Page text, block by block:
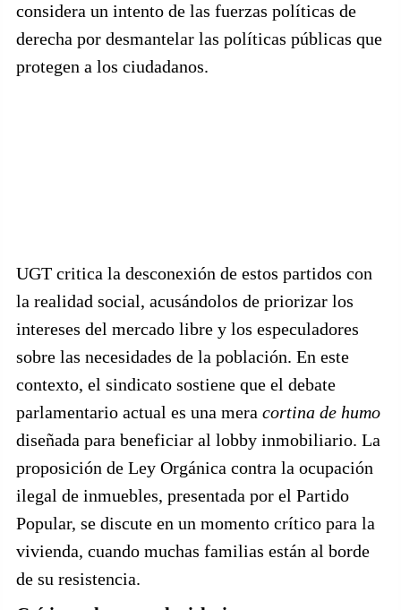
considera un intento de las fuerzas políticas de
derecha por desmantelar las políticas públicas que
protegen a los ciudadanos.
UGT critica la desconexión de estos partidos con
la realidad social, acusándolos de priorizar los
intereses del mercado libre y los especuladores
sobre las necesidades de la población. En este
contexto, el sindicato sostiene que el debate
parlamentario actual es una mera cortina de humo
diseñada para beneficiar al lobby inmobiliario. La
proposición de Ley Orgánica contra la ocupación
ilegal de inmuebles, presentada por el Partido
Popular, se discute en un momento crítico para la
vivienda, cuando muchas familias están al borde
de su resistencia.